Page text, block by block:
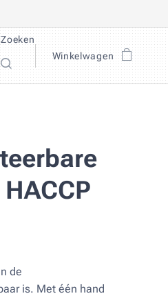
Zoeken
Winkelwagen
de
is. Met één hand